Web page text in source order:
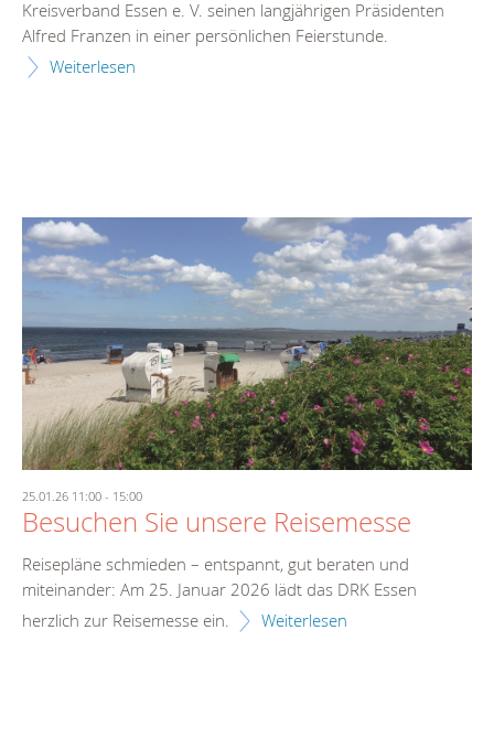
Kreisverband Essen e. V. seinen langjährigen Präsidenten
Alfred Franzen in einer persönlichen Feierstunde.
Weiterlesen
25.01.26 11:00 - 15:00
Besuchen Sie unsere Reisemesse
Reisepläne schmieden – entspannt, gut beraten und
miteinander: Am 25. Januar 2026 lädt das DRK Essen
herzlich zur Reisemesse ein.
Weiterlesen